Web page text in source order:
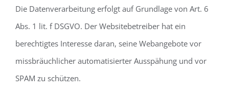
Die Datenverarbeitung erfolgt auf Grundlage von Art. 6
Abs. 1 lit. f DSGVO. Der Websitebetreiber hat ein
berechtigtes Interesse daran, seine Webangebote vor
missbräuchlicher automatisierter Ausspähung und vor
SPAM zu schützen.